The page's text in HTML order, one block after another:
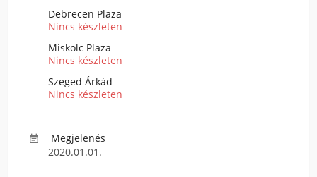
Debrecen Plaza
Nincs készleten
Miskolc Plaza
Nincs készleten
Szeged Árkád
Nincs készleten

Megjelenés
2020.01.01.